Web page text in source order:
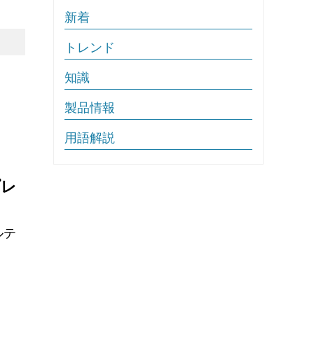
テ
新着
トレンド
知識
製品情報
用語解説